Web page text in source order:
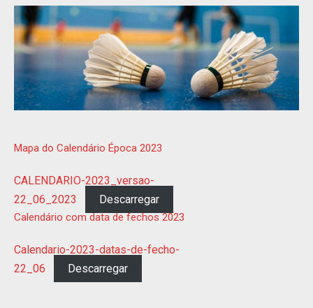
Mapa do Calendário Época 2023
CALENDARIO-2023_versao-
22_06_2023
Descarregar
Calendário com data de fechos 2023
Calendario-2023-datas-de-fecho-
22_06
Descarregar